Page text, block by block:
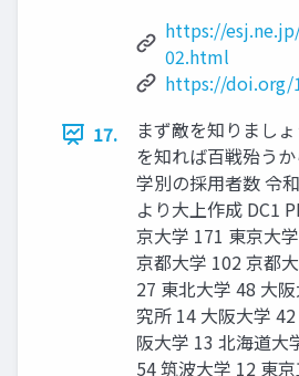
https://
02.html
https://doi.org/
17.
まず敵を知りまし
を知れば百戦殆う
学別の採用者数 令
より大上作成 DC1
京大学 171 東京大
京都大学 102 京都
27 東北大学 48 大
究所 14 大阪大学
阪大学 13 北海道大
54 筑波大学 12 東